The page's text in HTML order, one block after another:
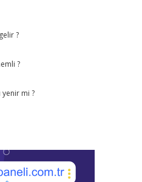
?
?
yenir mi ?